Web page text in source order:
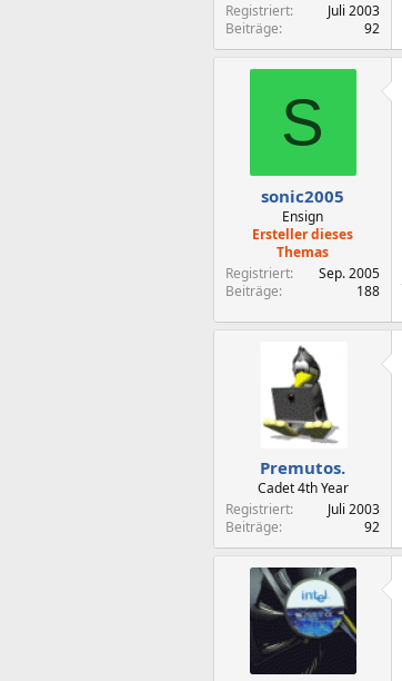
Registriert
Juli 2003
Beiträge
92
S
sonic2005
Ensign
Ersteller dieses
Themas
Registriert
Sep. 2005
Beiträge
188
Premutos.
Cadet 4th Year
Registriert
Juli 2003
Beiträge
92